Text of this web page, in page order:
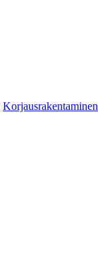
Korjausrakentaminen